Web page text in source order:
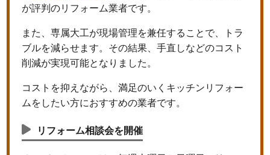
が評判のリフォーム業者です。
また、専属大工が現場管理を兼任することで、トラ
ブルを減らせます。その結果、手直しなどのコスト
削減が実現可能となりました。
コストを抑えながら、満足のいくキッチンリフォー
ムをしたい方におすすめの業者です。
リフォーム相談会を開催